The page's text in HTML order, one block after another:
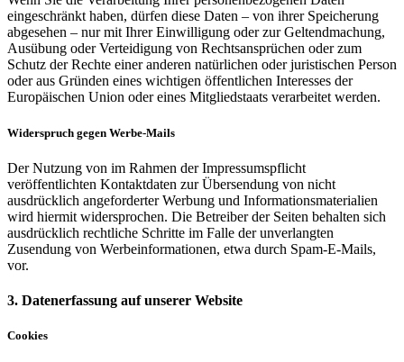
eingeschränkt haben, dürfen diese Daten – von ihrer Speicherung
abgesehen – nur mit Ihrer Einwilligung oder zur Geltendmachung,
Ausübung oder Verteidigung von Rechtsansprüchen oder zum
Schutz der Rechte einer anderen natürlichen oder juristischen Person
oder aus Gründen eines wichtigen öffentlichen Interesses der
Europäischen Union oder eines Mitgliedstaats verarbeitet werden.
Widerspruch gegen Werbe-Mails
Der Nutzung von im Rahmen der Impressumspflicht
veröffentlichten Kontaktdaten zur Übersendung von nicht
ausdrücklich angeforderter Werbung und Informationsmaterialien
wird hiermit widersprochen. Die Betreiber der Seiten behalten sich
ausdrücklich rechtliche Schritte im Falle der unverlangten
Zusendung von Werbeinformationen, etwa durch Spam-E-Mails,
vor.
3. Datenerfassung auf unserer Website
Cookies